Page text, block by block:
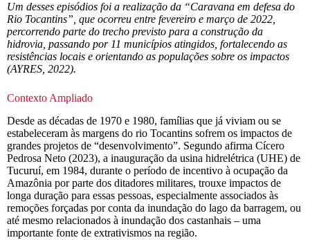
Um desses episódios foi a realização da “Caravana em defesa do
Rio Tocantins”, que ocorreu entre fevereiro e março de 2022,
percorrendo parte do trecho previsto para a construção da
hidrovia, passando por 11 municípios atingidos, fortalecendo as
resistências locais e orientando as populações sobre os impactos
(AYRES, 2022).
Contexto Ampliado
Desde as décadas de 1970 e 1980, famílias que já viviam ou se
estabeleceram às margens do rio Tocantins sofrem os impactos de
grandes projetos de “desenvolvimento”. Segundo afirma Cícero
Pedrosa Neto (2023), a inauguração da usina hidrelétrica (UHE) de
Tucuruí, em 1984, durante o período de incentivo à ocupação da
Amazônia por parte dos ditadores militares, trouxe impactos de
longa duração para essas pessoas, especialmente associados às
remoções forçadas por conta da inundação do lago da barragem, ou
até mesmo relacionados à inundação dos castanhais – uma
importante fonte de extrativismos na região.